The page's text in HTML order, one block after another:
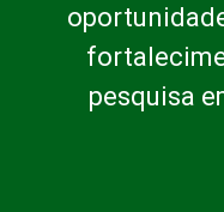
pesquisa